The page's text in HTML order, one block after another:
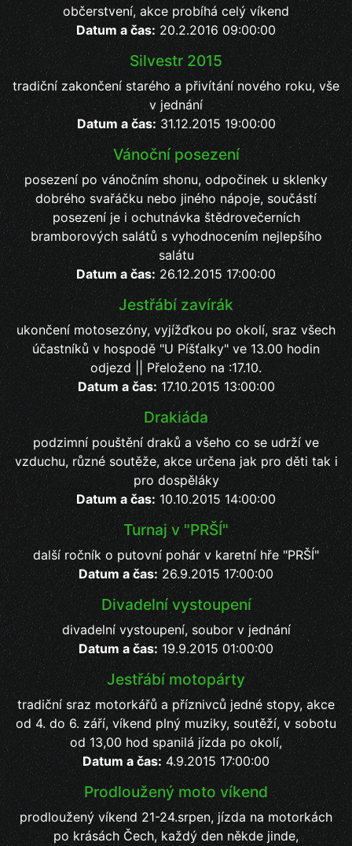
občerstvení, akce probíhá celý víkend
Datum a čas: 20.2.2016 09:00:00
Silvestr 2015
tradiční zakončení starého a přivítání nového roku, vše
v jednání
Datum a čas: 31.12.2015 19:00:00
Vánoční posezení
posezení po vánočním shonu, odpočinek u sklenky
dobrého svařáčku nebo jiného nápoje, součástí
posezení je i ochutnávka štědrovečerních
bramborových salátů s vyhodnocením nejlepšího
salátu
Datum a čas: 26.12.2015 17:00:00
Jestřábí zavírák
ukončení motosezóny, vyjížďkou po okolí, sraz všech
účastníků v hospodě "U Píšťalky" ve 13.00 hodin
odjezd || Přeloženo na :17.10.
Datum a čas: 17.10.2015 13:00:00
Drakiáda
podzimní pouštění draků a všeho co se udrží ve
vzduchu, různé soutěže, akce určena jak pro děti tak i
pro dospěláky
Datum a čas: 10.10.2015 14:00:00
Turnaj v "PRŠÍ"
další ročník o putovní pohár v karetní hře "PRŠÍ"
Datum a čas:26.9.2015 17:00:00
Divadelní vystoupení
divadelní vystoupení, soubor v jednání
Datum a čas: 19.9.2015 01:00:00
Jestřábí motopárty
tradiční sraz motorkářů a příznivců jedné stopy, akce
od 4. do 6. září, víkend plný muziky, soutěží, v sobotu
od 13,00 hod spanilá jízda po okolí,
Datum a čas: 4.9.2015 17:00:00
Prodloužený moto víkend
prodloužený víkend 21-24.srpen, jízda na motorkách
po krásách Čech, každý den někde jinde,